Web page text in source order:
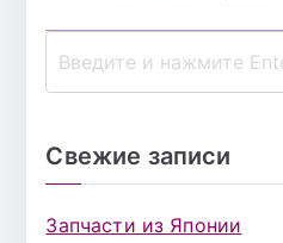
записям
Свежие записи
Запчасти из Японии